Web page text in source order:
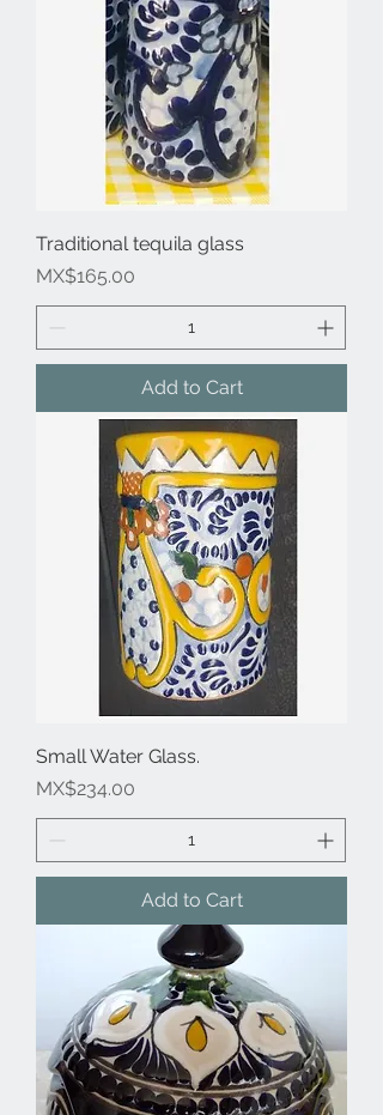
Traditional tequila glass
Price
MX$165.00
Add to Cart
Small Water Glass.
Price
MX$234.00
Add to Cart